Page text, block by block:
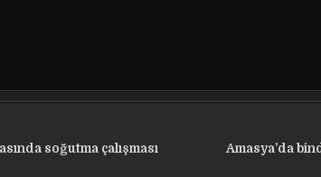
Amasya’da
soğutma çalışması